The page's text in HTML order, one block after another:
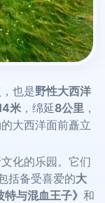
也是野性大西洋
米 ，绵延8公里 ，
大西洋面前矗立
化的乐园。它们
括备受喜爱的大
特与混血王子》 和